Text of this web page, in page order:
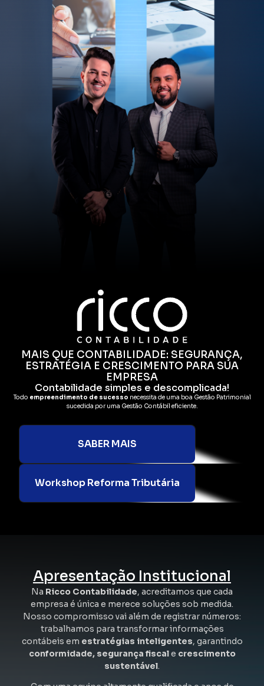
MAIS QUE CONTABILIDADE: SEGURANÇA,
ESTRATÉGIA E CRESCIMENTO PARA SUA
EMPRESA
Contabilidade simples e descomplicada!
Todo empreendimento de sucesso necessita de uma boa Gestão Patrimonial
sucedida por uma Gestão Contábil eficiente.
SABER MAIS
Workshop Reforma Tributária
Apresentação Institucional
Na Ricco Contabilidade, acreditamos que cada
empresa é única e merece soluções sob medida.
Nosso compromisso vai além de registrar números:
trabalhamos para transformar informações
contábeis em estratégias inteligentes, garantindo
conformidade, segurança fiscale crescimento
sustentável.